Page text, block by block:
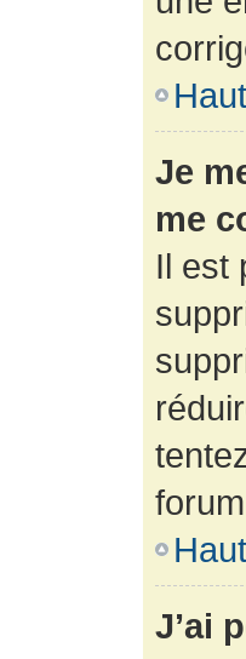
Haut
Je
me
Il est
Haut
J’ai